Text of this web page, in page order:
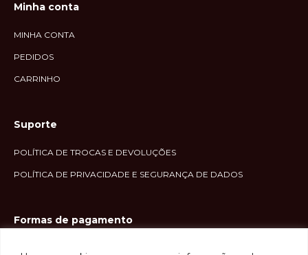
Minha conta
MINHA CONTA
PEDIDOS
CARRINHO
Suporte
POLÍTICA DE TROCAS E DEVOLUÇÕES
POLÍTICA DE PRIVACIDADE E SEGURANÇA DE DADOS
Formas de pagamento